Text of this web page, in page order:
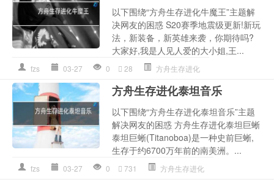
以下围绕“方舟生存进化牛魔王”主题解
决网友的困惑 S20赛季地震级更新!新玩
法，新装备，新英雄来袭，你期待吗?
大家好,我是人见人爱的大小姐,王...
fzs 03-27 0 28 方舟生存进化
方舟生存进化泰坦音乐
以下围绕“方舟生存进化泰坦音乐”主题
解决网友的困惑 方舟生存进化泰坦巨蜥
泰坦巨蜥(Titanoboa)是一种史前巨蜥,
生存于约6700万年前的南美洲。...
fzs 03-27 0 731 方舟生存进化